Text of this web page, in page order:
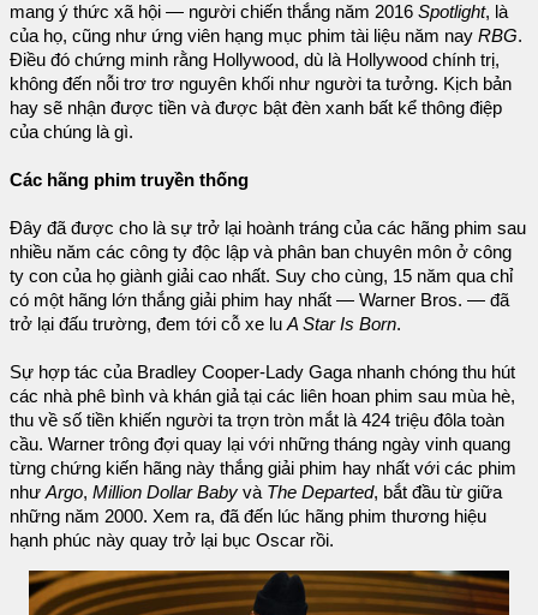
mang ý thức xã hội — người chiến thắng năm 2016 Spotlight, là
của họ, cũng như ứng viên hạng mục phim tài liệu năm nay RBG.
Điều đó chứng minh rằng Hollywood, dù là Hollywood chính trị,
không đến nỗi trơ trơ nguyên khối như người ta tưởng. Kịch bản
hay sẽ nhận được tiền và được bật đèn xanh bất kể thông điệp
của chúng là gì.
Các hãng phim truyền thống
Đây đã được cho là sự trở lại hoành tráng của các hãng phim sau
nhiều năm các công ty độc lập và phân ban chuyên môn ở công
ty con của họ giành giải cao nhất. Suy cho cùng, 15 năm qua chỉ
có một hãng lớn thắng giải phim hay nhất — Warner Bros. — đã
trở lại đấu trường, đem tới cỗ xe lu A Star Is Born.
Sự hợp tác của Bradley Cooper-Lady Gaga nhanh chóng thu hút
các nhà phê bình và khán giả tại các liên hoan phim sau mùa hè,
thu về số tiền khiến người ta trợn tròn mắt là 424 triệu đôla toàn
cầu. Warner trông đợi quay lại với những tháng ngày vinh quang
từng chứng kiến hãng này thắng giải phim hay nhất với các phim
như Argo, Million Dollar Baby và The Departed, bắt đầu từ giữa
những năm 2000. Xem ra, đã đến lúc hãng phim thương hiệu
hạnh phúc này quay trở lại bục Oscar rồi.